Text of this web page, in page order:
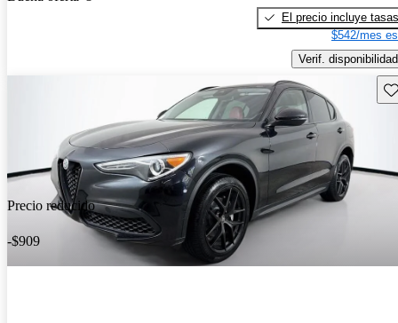
El precio incluye tasas
$542/mes
Verif. disponibilidad
Precio reducido
-$909